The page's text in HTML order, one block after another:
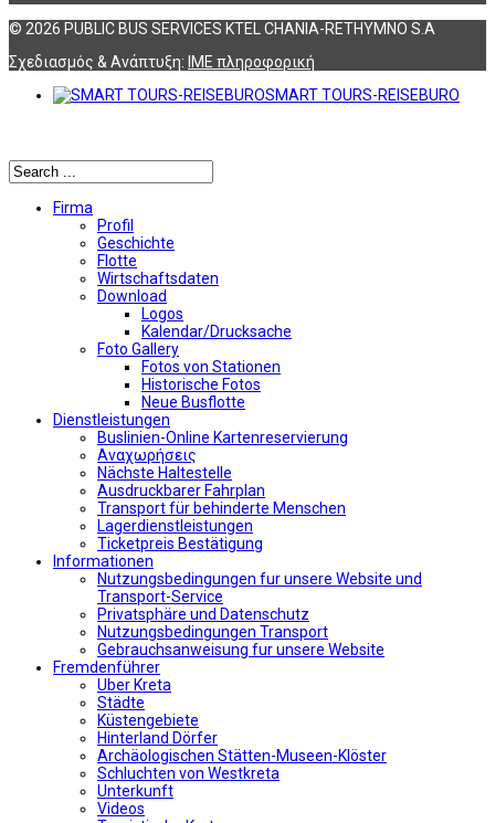
© 2026 PUBLIC BUS SERVICES KTEL CHANIA-RETHYMNO S.A
Σχεδιασμός & Ανάπτυξη: ΙΜΕ πληροφορική
SMART TOURS-REISEBURO
Firma
Profil
Geschichte
Flotte
Wirtschaftsdaten
Download
Logos
Kalendar/Drucksache
Foto Gallery
Fotos von Stationen
Historische Fotos
Neue Busflotte
Dienstleistungen
Buslinien-Online Kartenreservierung
Αναχωρήσεις
Nächste Haltestelle
Αusdruckbarer Fahrplan
Transport für behinderte Menschen
Lagerdienstleistungen
Ticketpreis Bestätigung
Informationen
Nutzungsbedingungen fur unsere Website und
Transport-Service
Privatsphäre und Datenschutz
Nutzungsbedingungen Transport
Gebrauchsanweisung fur unsere Website
Fremdenführer
Uber Kreta
Städte
Küstengebiete
Hinterland Dörfer
Archäologischen Stätten-Museen-Klöster
Schluchten von Westkreta
Unterkunft
Videos